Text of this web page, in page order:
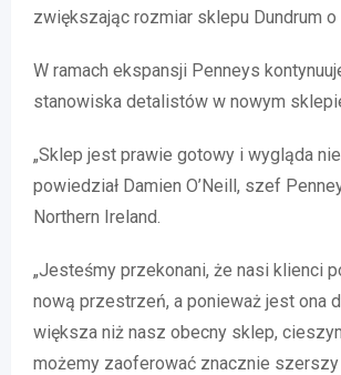
zwiększając rozmiar sklepu Dundrum o
W ramach ekspansji Penneys
stanowiska detalistów w nowym
„Sklep jest prawie gotowy i wygląda
powiedział Damien O’Neill, szef
Northern Ireland.
„Jesteśmy przekonani, że nasi klienci
nową przestrzeń, a ponieważ jest ona
większa niż nasz obecny sklep,
możemy zaoferować znacznie